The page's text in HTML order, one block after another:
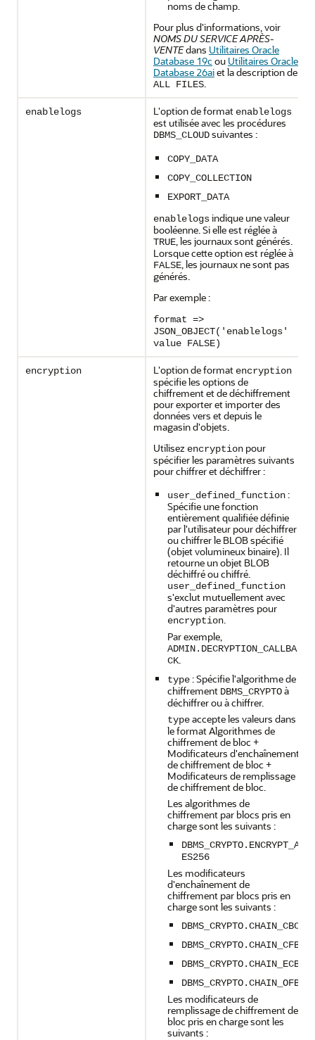
noms de champ.
Pour plus d'informations, voir
NOMS DU SERVICE APRÈS-
VENTEdans Utilitaires Oracle
Database 19cou Utilitaires Oracle
Database 26aiet la description de
ALL FILES.
enablelogs L'option de format enablelogs
est utilisée avec les procédures
DBMS_CLOUDsuivantes :
COPY_DATA
COPY_COLLECTION
EXPORT_DATA
enablelogsindique une valeur
booléenne. Si elle est réglée à
TRUE, les journaux sont générés.
Lorsque cette option est réglée à
FALSE, les journaux ne sont pas
générés.
Par exemple :
format =>
JSON_OBJECT('enablelogs'
value FALSE)
encryption L'option de format encryption
spécifie les options de
chiffrement et de déchiffrement
pour exporter et importer des
données vers et depuis le
magasin d'objets.
Utilisez encryption pour
spécifier les paramètres suivants
pour chiffrer et déchiffrer :
user_defined_function:
Spécifie une fonction
entièrement qualifiée définie
par l'utilisateur pour déchiffrer
ou chiffrer le BLOB spécifié
(objet volumineux binaire). Il
retourne un objet BLOB
déchiffré ou chiffré.
user_defined_function
s'exclut mutuellement avec
d'autres paramètres pour
encryption.
Par exemple,
ADMIN.DECRYPTION_CALLBA
CK.
type: Spécifie l'algorithme de
chiffrement DBMS_CRYPTOà
déchiffrer ou à chiffrer.
typeaccepte les valeurs dans
le format Algorithmes de
chiffrement de bloc +
Modificateurs d'enchaînement
de chiffrement de bloc +
Modificateurs de remplissage
de chiffrement de bloc.
Les algorithmes de
chiffrement par blocs pris en
charge sont les suivants :
DBMS_CRYPTO.ENCRYPT_A
ES256
Les modificateurs
d'enchaînement de
chiffrement par blocs pris en
charge sont les suivants :
DBMS_CRYPTO.CHAIN_CBC
DBMS_CRYPTO.CHAIN_CFB
DBMS_CRYPTO.CHAIN_ECB
DBMS_CRYPTO.CHAIN_OFB
Les modificateurs de
remplissage de chiffrement de
bloc pris en charge sont les
suivants :